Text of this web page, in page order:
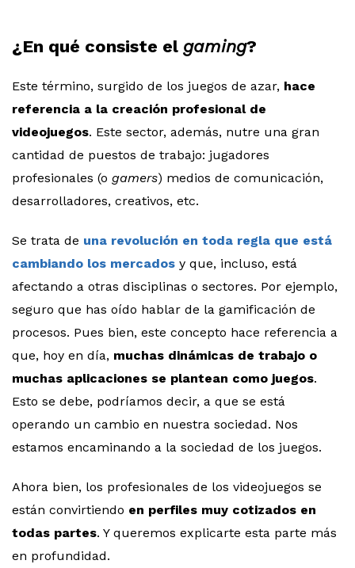
¿En qué consiste el gaming?
Este término, surgido de los juegos de azar, hace
referencia a la creación profesional de
videojuegos. Este sector, además, nutre una gran
cantidad de puestos de trabajo: jugadores
profesionales (o gamers) medios de comunicación,
desarrolladores, creativos, etc.
Se trata de una revolución en toda regla que está
cambiando los mercados y que, incluso, está
afectando a otras disciplinas o sectores. Por ejemplo,
seguro que has oído hablar de la gamificación de
procesos. Pues bien, este concepto hace referencia a
que, hoy en día, muchas dinámicas de trabajo o
muchas aplicaciones se plantean como juegos.
Esto se debe, podríamos decir, a que se está
operando un cambio en nuestra sociedad. Nos
estamos encaminando a la sociedad de los juegos.
Ahora bien, los profesionales de los videojuegos se
están convirtiendo en perfiles muy cotizados en
todas partes. Y queremos explicarte esta parte más
en profundidad.